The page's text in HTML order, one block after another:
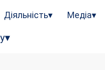
Діяльність Медіа